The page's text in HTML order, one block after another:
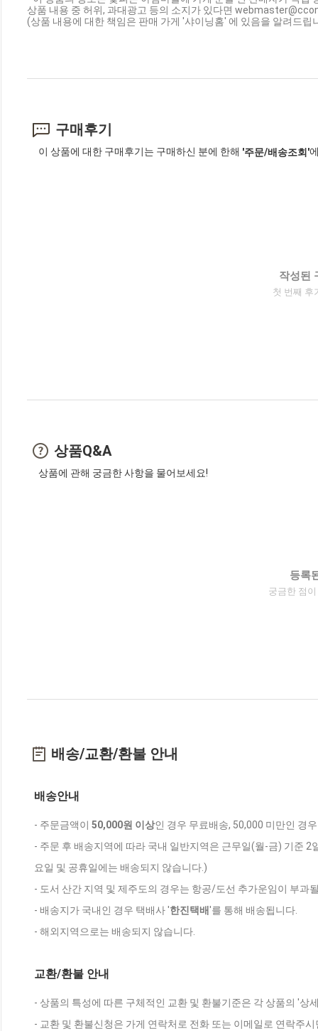
상품 내용 중 허위, 과대광고 등의 소지가 있다면
(상품 내용에 대한 책임은 판매 가게 '샤이닝홈' 에 있음을 알려드립
구매후기
이 상품에 대한 구매후기는 구매하신 분에 한해 '주문/배송조회'
작성된
첫 번째 후
상품Q&A
상품에 관해 궁금한 사항을 물어보세요!
등록
궁금한 점
배송/교환/환불 안내
배송안내
- 주문금액이 50,000원 이상인 경우 무료배송, 50,000 미만인 경
- 주문 후 배송지역에 따라 국내 일반지역은 근무일(월-금) 기준
요일 및 공휴일에는 배송되지 않습니다.)
- 도서 산간 지역 및 제주도의 경우는 항공/도선 추가운임이 부과
- 배송지가 국내인 경우 택배사 '한진택배'를 통해 배송됩니다.
- 해외지역으로는 배송되지 않습니다.
교환/환불 안내
- 상품의 특성에 따른 구체적인 교환 및 환불기준은 각 상품의 '상
- 교환 및 환불신청은 가게 연락처로 전화 또는 이메일로 연락주